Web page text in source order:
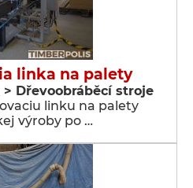
linka na palety
Dřevoobráběcí stroje
linku na palety
výroby po …